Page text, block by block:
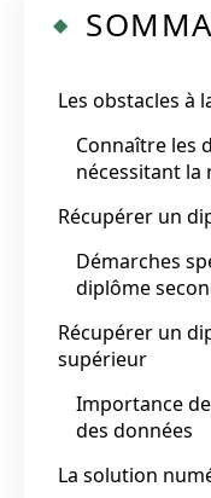
Les obstacles à
Connaître les
nécessitant la
Récupérer un
Démarches
diplôme
Récupérer un
supérieur
Importance
des données
La solution